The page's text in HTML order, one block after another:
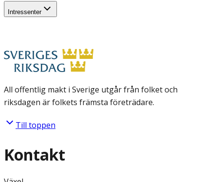
Intressenter
All offentlig makt i Sverige utgår från folket och
riksdagen är folkets främsta företrädare.
Till toppen
Kontakt